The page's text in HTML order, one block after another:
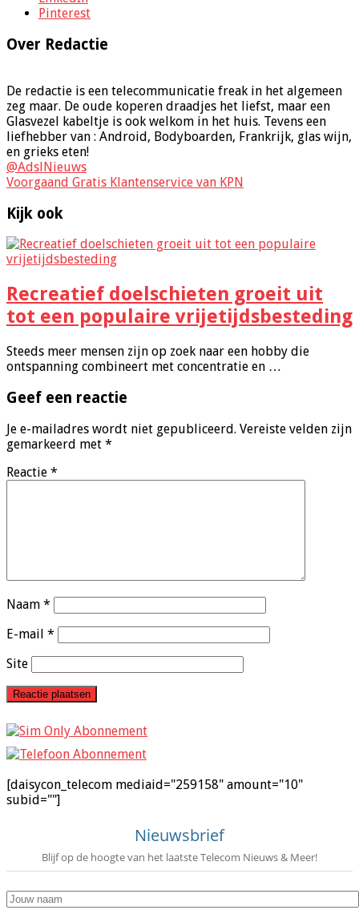
Pinterest
Over Redactie
De redactie is een telecommunicatie freak in het algemeen
zeg maar. De oude koperen draadjes het liefst, maar een
Glasvezel kabeltje is ook welkom in het huis. Tevens een
liefhebber van : Android, Bodyboarden, Frankrijk, glas wijn,
en grieks eten!
@AdslNieuws
Voorgaand Gratis Klantenservice van KPN
Kijk ook
Recreatief doelschieten groeit uit
tot een populaire vrijetijdsbesteding
Steeds meer mensen zijn op zoek naar een hobby die
ontspanning combineert met concentratie en …
Geef een reactie
Je e-mailadres wordt niet gepubliceerd. Vereiste velden zijn
gemarkeerd met *
Reactie *
Naam *
E-mail *
Site
[daisycon_telecom mediaid="259158" amount="10"
subid=""]
Nieuwsbrief
Blijf op de hoogte van het laatste Telecom Nieuws & Meer!